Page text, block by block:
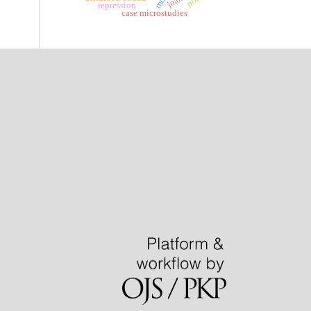
case microstudies
repression